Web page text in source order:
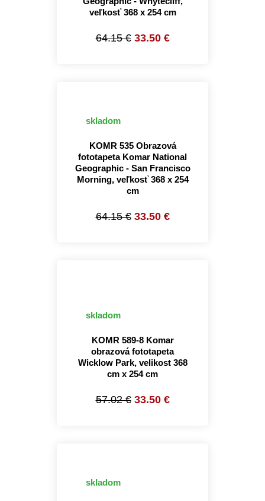
veľkosť 368 x 254 cm
64.15 € 33.50 €
skladom
KOMR 535 Obrazová
fototapeta Komar National
Geographic - San Francisco
Morning, veľkosť 368 x 254
cm
64.15 € 33.50 €
skladom
KOMR 589-8 Komar
obrazová fototapeta
Wicklow Park, velikost 368
cm x 254 cm
57.02 € 33.50 €
skladom